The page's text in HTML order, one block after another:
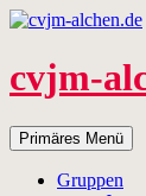
Zum
springen
cvjm-
Suchen
Primäres Menü
Gruppen